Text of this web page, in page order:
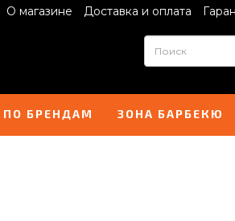
О магазине Доставка и оплата
ПО БРЕНДАМ ЗОНА БАРБЕКЮ